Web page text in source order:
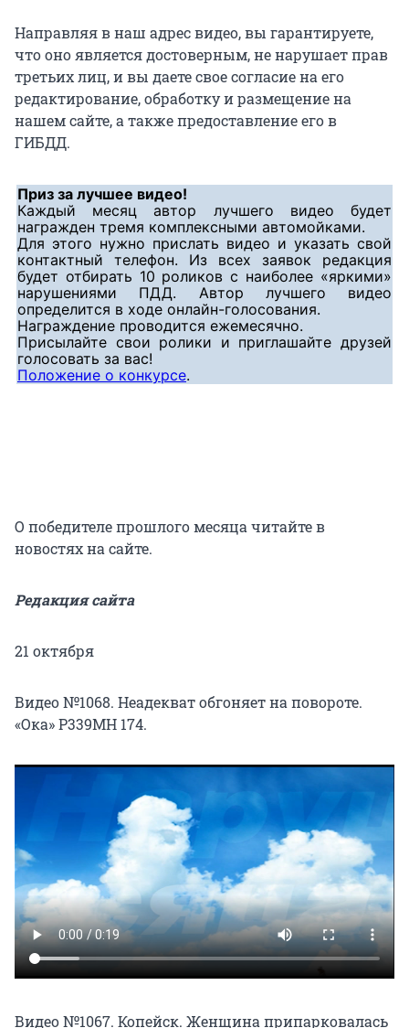
Направляя в наш адрес видео, вы гарантируете,
что оно является достоверным, не нарушает прав
третьих лиц, и вы даете свое согласие на его
редактирование, обработку и размещение на
нашем сайте, а также предоставление его в
ГИБДД.
Приз за лучшее видео!
Каждый месяц автор лучшего видео будет
награжден тремя комплексными автомойками.
Для этого нужно прислать видео и указать свой
контактный телефон. Из всех заявок редакция
будет отбирать 10 роликов с наиболее «яркими»
нарушениями ПДД. Автор лучшего видео
определится в ходе онлайн-голосования.
Награждение проводится ежемесячно.
Присылайте свои ролики и приглашайте друзей
голосовать за вас!
Положение о конкурсе.
О победителе прошлого месяца читайте в
новостях на сайте.
Редакция сайта
21 октября
Видео №1068. Неадекват обгоняет на повороте.
«Ока» Р339МН 174.
Видео №1067. Копейск. Женщина припарковалась